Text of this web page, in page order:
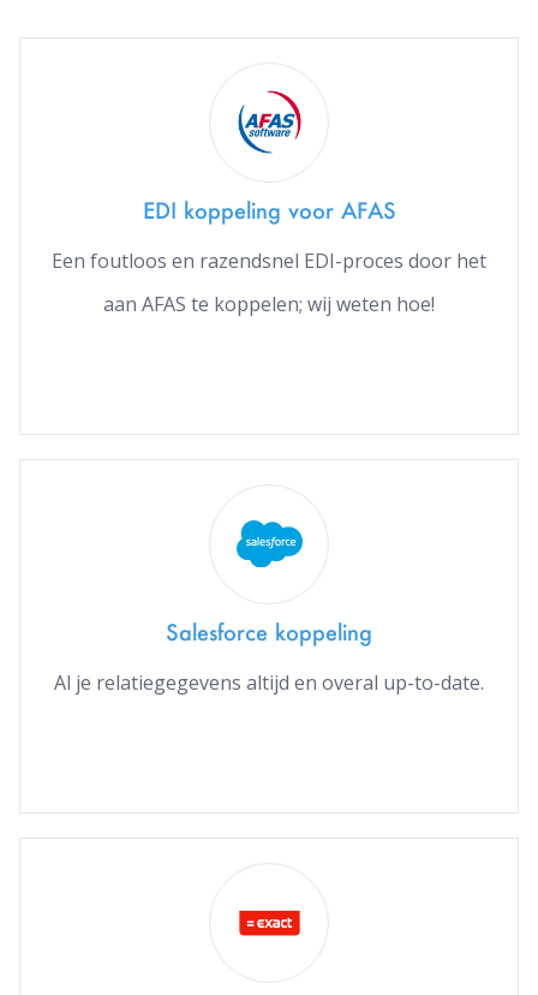
EDI koppeling voor AFAS
Een foutloos en razendsnel EDI-proces door het
aan AFAS te koppelen; wij weten hoe!
Salesforce koppeling
Al je relatiegegevens altijd en overal up-to-date.